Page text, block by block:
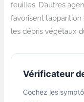
feuilles. D’autres
favorisent
les débris végétaux
Vérificateur
Cochez les